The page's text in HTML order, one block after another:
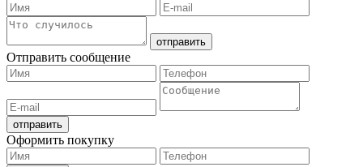
Отправить сообщение
Оформить покупку